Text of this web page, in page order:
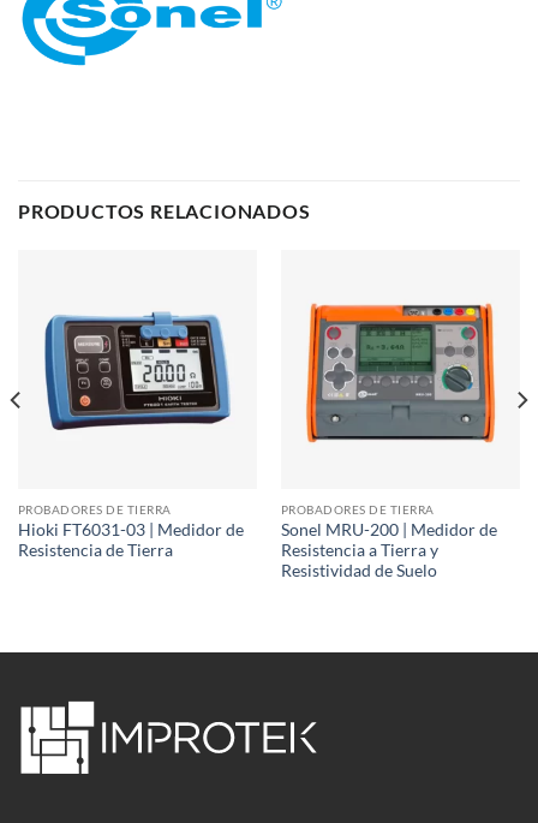
PRODUCTOS RELACIONADOS
PROBADORES DE TIERRA
Hioki FT6031-03 | Medidor de
Resistencia de Tierra
PROBADORES DE TIERRA
Sonel MRU-200 | Medidor de
Resistencia a Tierra y
Resistividad de Suelo